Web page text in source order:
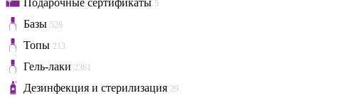
Подарочные сертификаты 5
Базы 526
Топы 213
Гель-лаки 2361
Дезинфекция и стерилизация 29